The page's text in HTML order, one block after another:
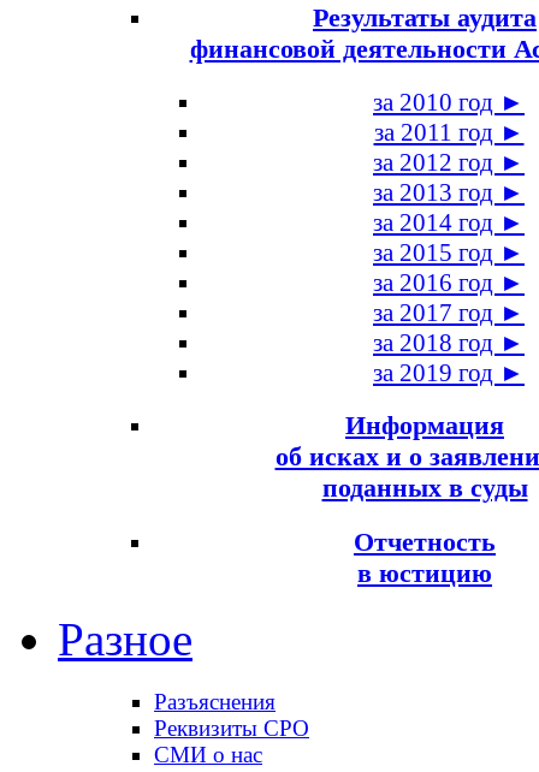
Результаты аудита
финансовой деятельности
за 2010 год ►
за 2011 год ►
за 2012 год ►
за 2013 год ►
за 2014 год ►
за 2015 год ►
за 2016 год ►
за 2017 год ►
за 2018 год ►
за 2019 год ►
Информация
об исках и о
поданных в суды
Отчетность
в юстицию
Разное
Разъяснения
Реквизиты СРО
СМИ о нас